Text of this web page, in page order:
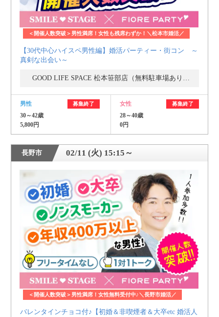
＜開催人数突破＞男性満席！女性も残席わずか！＼松本市婚活／
【30代中心ハイスペ男性編】婚活パーティー・街コン ～
真剣な出会い～
男性 募集終了
30～42歳
5,800円
女性 募集終了
28～40歳
0円
長野市 02/11 (火) 15:15～
＜開催人数突破＞男性満席！女性無料受付中♪＼長野市婚活／
バレンタインチョコ付♪【初婚＆非喫煙者＆大卒etc 婚活人